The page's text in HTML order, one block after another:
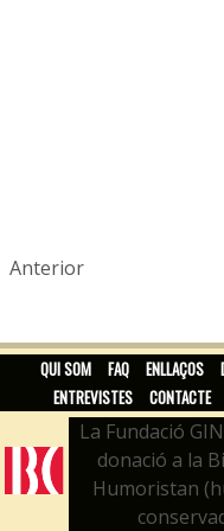
Anterior
QUI SOM FAQ ENLLAÇOS
ENTREVISTES
CONTACTE
La Fundació
donació a la
Humoristan